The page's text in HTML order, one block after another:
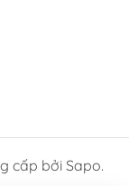
cấp bởi Sapo.